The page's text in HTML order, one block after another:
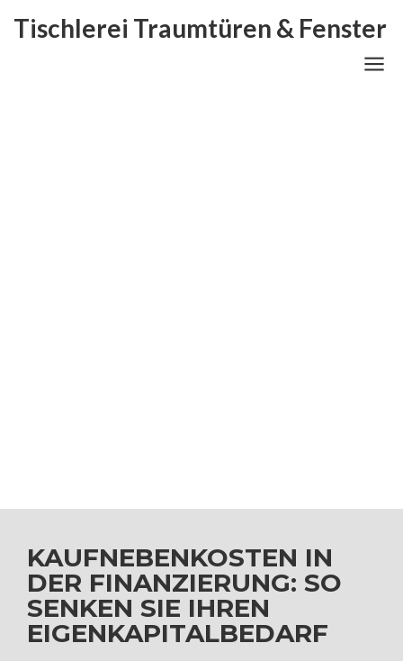
Tischlerei Traumtüren & Fenster
KAUFNEBENKOSTEN IN
DER FINANZIERUNG: SO
SENKEN SIE IHREN
EIGENKAPITALBEDARF